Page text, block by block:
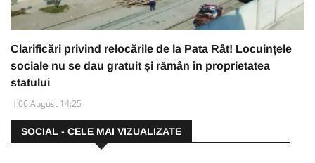
Clarificări privind relocările de la Pata Rât! Locuințele
sociale nu se dau gratuit și rămân în proprietatea
statului
06 August 14:25
SOCIAL - CELE MAI VIZUALIZATE